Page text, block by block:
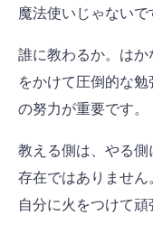
魔法使いじゃないで
誰に教わるか。は
をかけて圧倒的な
の努力が重要です。
教える側は、やる
存在ではありません。
自分に火をつけて頑